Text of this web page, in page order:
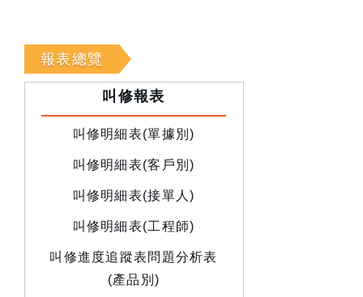
報表總覽
叫修報表
叫修明細表(單據別)
叫修明細表(客戶別)
叫修明細表(接單人)
叫修明細表(工程師)
叫修進度追蹤表問題分析表
(產品別)